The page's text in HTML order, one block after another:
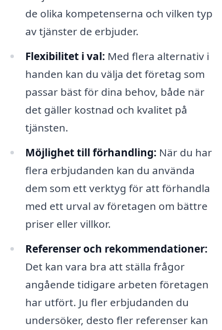
de olika kompetenserna och vilken typ
av tjänster de erbjuder.
Flexibilitet i val: Med flera alternativ i
handen kan du välja det företag som
passar bäst för dina behov, både när
det gäller kostnad och kvalitet på
tjänsten.
Möjlighet till förhandling: När du har
flera erbjudanden kan du använda
dem som ett verktyg för att förhandla
med ett urval av företagen om bättre
priser eller villkor.
Referenser och rekommendationer:
Det kan vara bra att ställa frågor
angående tidigare arbeten företagen
har utfört. Ju fler erbjudanden du
undersöker, desto fler referenser kan